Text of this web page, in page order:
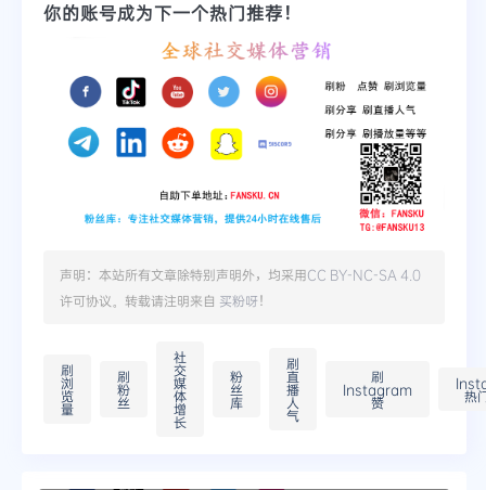
你的账号成为下一个热门推荐！
声明：本站所有文章除特别声明外，均采用CC BY-NC-SA 4.0
许可协议。转载请注明来自 买粉呀！
刷
浏
览
量
刷
粉
丝
社
交
媒
体
增
长
粉
丝
库
刷
直
播
人
气
刷
Instagram
赞 热